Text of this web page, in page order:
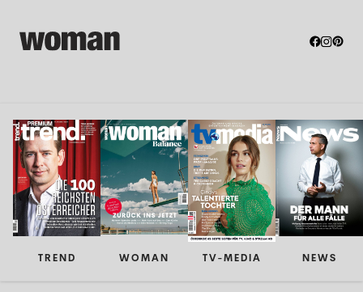
TREND WOMAN TV-MEDIA NEWS